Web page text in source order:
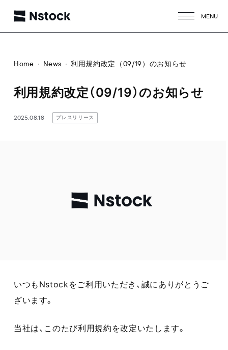
MENU
Home News 利用規約改定（09/19）のお知らせ
利用規約改定（09/19）のお知らせ
2025.08.18 プレスリリース
いつもNstockをご利用いただき、誠にありがとうご
ざいます。
当社は、このたび利用規約を改定いたします。